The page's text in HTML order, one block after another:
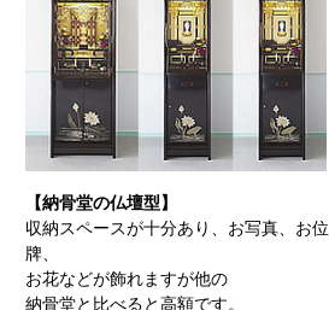
【納骨堂の仏壇型】
収納スペースが十分あり、お写真、お位
牌、
お花などが飾れますが他の
納骨堂と比べると高額です。